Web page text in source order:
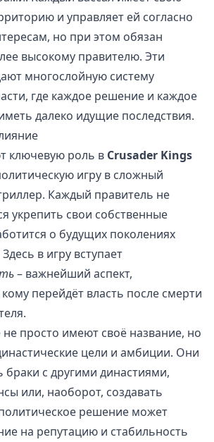
и управляет ей согласно
но при этом обязан
высокому правителю. Эти
многослойную систему
где каждое решение и каждое
далеко идущие последствия.
ключевую роль в Crusader Kings
игру в сложный
Каждый правитель не
укрепить свои собственные
о будущих поколениях
в игру вступает
– важнейший аспект,
перейдёт власть после смерти
просто имеют своё название, но
цели и амбиции. Они
браки с другими династиями,
или, наоборот, создавать
решение может
на репутацию и стабильность